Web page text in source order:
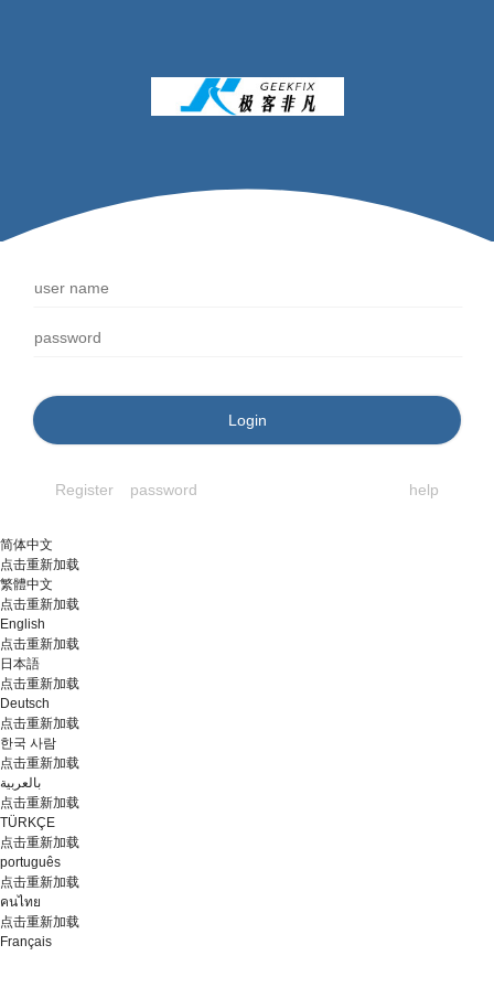
Login
Register password help
简体中文
点击重新加载
繁體中文
点击重新加载
English
点击重新加载
日本語
点击重新加载
Deutsch
点击重新加载
한국 사람
点击重新加载
بالعربية
点击重新加载
TÜRKÇE
点击重新加载
português
点击重新加载
คนไทย
点击重新加载
Français